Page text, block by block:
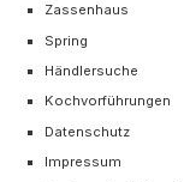
Zassenhaus
Spring
Händlersuche
Kochvorführungen
Datenschutz
Impressum